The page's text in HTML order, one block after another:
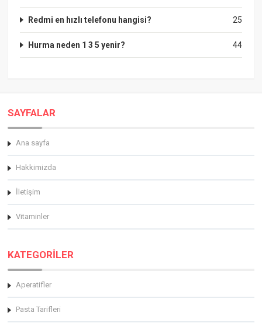
25
Redmi en hızlı telefonu hangisi?
44
Hurma neden 1 3 5 yenir?
SAYFALAR
Ana sayfa
Hakkimizda
İletişim
Vitaminler
KATEGORİLER
Aperatifler
Pasta Tarifleri